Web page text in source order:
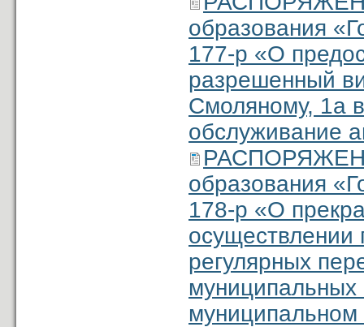
образования
177-р «О
разрешенный
Смоляному, 1а
обслуживание
образования
178-р «О
осуществлении
регулярных
муниципальных
муниципальном